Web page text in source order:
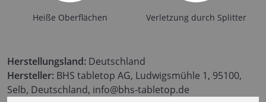
Heiße Oberflächen Verletzung durch Splitter
Herstellungsland: Deutschland
Hersteller: BHS tabletop AG, Ludwigsmühle 1, 95100,
Selb, Deutschland, info@bhs-tabletop.de